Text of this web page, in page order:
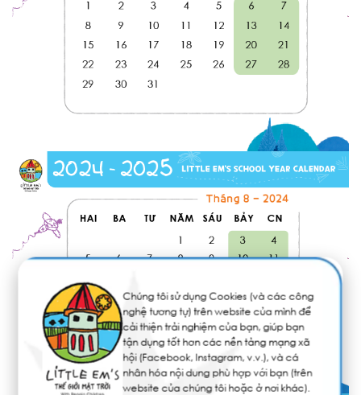
Chúng tôi sử dụng Cookies (và các công
nghệ tương tự) trên website của mình để
cải thiện trải nghiệm của bạn, giúp bạn
tận dụng tốt hơn các nền tảng mạng xã
hội (Facebook, Instagram, v.v.), và cá
nhân hóa nội dung phù hợp với bạn (trên
website của chúng tôi hoặc ở nơi khác).